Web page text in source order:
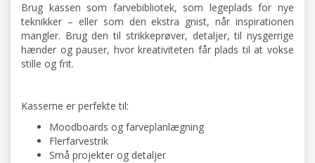
Brug kassen som farvebibliotek, som legeplads for nye
teknikker – eller som den ekstra gnist, når inspirationen
mangler. Brug den til strikkeprøver, detaljer, til nysgerrige
hænder og pauser, hvor kreativiteten får plads til at vokse
stille og frit.
Kasserne er perfekte til:
Moodboards og farveplanlægning
Flerfarvestrik
Små projekter og detaljer